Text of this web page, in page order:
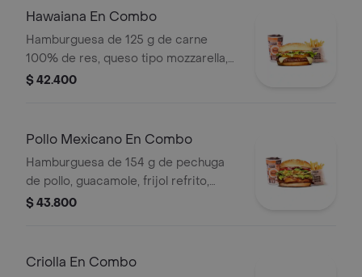
Hawaiana En Combo
Hamburguesa de 125 g de carne
100% de res, queso tipo mozzarella,
piña, lechuga, salsa blanca y salsa de
pet
$ 42.400
Pollo Mexicano En Combo
Hamburguesa de 154 g de pechuga
de pollo, guacamole, frijol refrito,
tortillas de maíz, tomate, lechuga y
$ 43.800
Criolla En Combo